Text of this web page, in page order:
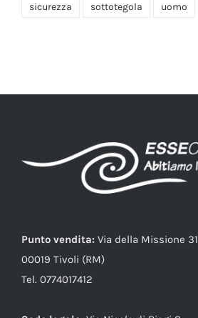
sicurezza sottotegola uomo
Punto vendita: Via della Missione 31
00019 Tivoli (RM)
Tel. 0774017412